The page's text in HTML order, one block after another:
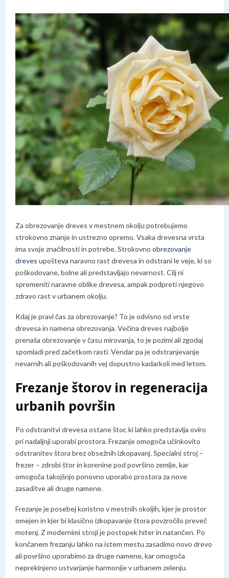
Za obrezovanje dreves v mestnem okolju potrebujemo
strokovno znanje in ustrezno opremo. Vsaka drevesna vrsta
ima svoje značilnosti in potrebe. Strokovno obrezovanje
dreves upošteva naravno rast drevesa in odstrani le veje, ki so
poškodovane, bolne ali predstavljajo nevarnost. Cilj ni
spremeniti naravne oblike drevesa, ampak podpreti njegovo
zdravo rast v urbanem okolju.
Kdaj je pravi čas za obrezovanje? To je odvisno od vrste
drevesa in namena obrezovanja. Večina dreves najbolje
prenaša obrezovanje v času mirovanja, to je pozimi ali zgodaj
spomladi pred začetkom rasti. Vendar pa je odstranjevanje
nevarnih ali poškodovanih vej dopustno kadarkoli med letom.
Frezanje štorov in regeneracija
urbanih površin
Po odstranitvi drevesa ostane štor, ki lahko predstavlja oviro
pri nadaljnji uporabi prostora. Frezanje omogoča učinkovito
odstranitev štora brez obsežnih izkopavanj. Specialni stroj –
frezer – zdrobi štor in korenine pod površino zemlje, kar
omogoča takojšnjo ponovno uporabo prostora za nove
zasaditve ali druge namene.
Frezanje je posebej koristno v mestnih okoljih, kjer je prostor
omejen in kjer bi klasično izkopavanje štora povzročilo preveč
motenj. Z modernimi stroji je postopek hiter in natančen. Po
končanem frezanju lahko na istem mestu zasadimo novo drevo
ali površino uporabimo za druge namene, kar omogoča
neprekinjeno ustvarjanje harmonije v urbanem zelenju.